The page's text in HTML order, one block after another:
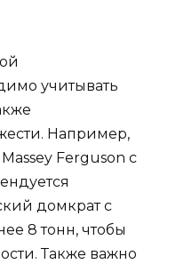
учитывать
Например,
Ferguson с
домкрат с
8 тонн, чтобы
Также важно